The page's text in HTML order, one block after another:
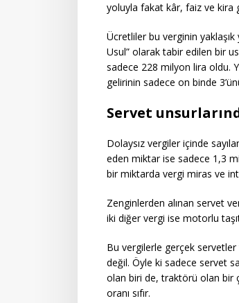
yoluyla fakat kâr, faiz ve kira
Ücretliler bu verginin
Usul” olarak tabir edilen bir
sadece 228 milyon lira oldu.
gelirinin sadece on binde
Servet
Dolaysız vergiler içinde
eden miktar ise sadece 1,3
bir miktarda vergi miras ve
Zenginlerden alınan servet
iki diğer vergi ise motorlu
Bu vergilerle gerçek
değil. Öyle ki sadece servet
olan biri de, traktörü olan bir
oranı sıfır.